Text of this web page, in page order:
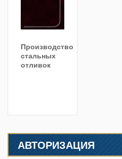
Производство
стальных
отливок
АВТОРИЗАЦИЯ